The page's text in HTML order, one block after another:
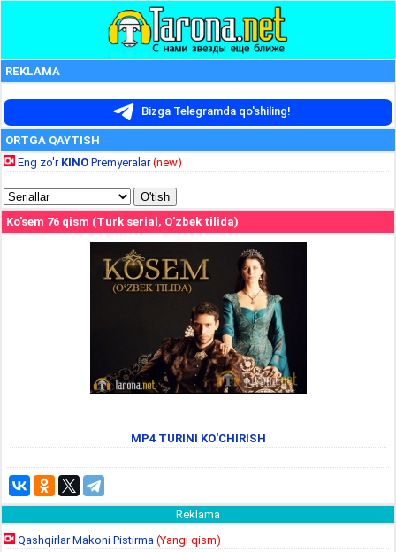
REKLAMA
Bizga Telegramda qo'shiling!
ORTGA QAYTISH
Eng zo'r KINO Premyeralar(new)
Ko'sem 76 qism (Turk serial, O'zbek tilida)
MP4 TURINI KO'CHIRISH
Reklama
Qashqirlar Makoni Pistirma (Yangi qism)